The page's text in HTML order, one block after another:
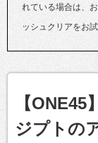
れている場合は、
ッシュクリアをお
【
ジプトの